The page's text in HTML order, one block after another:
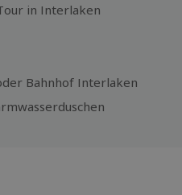
in Interlaken
Bahnhof Interlaken